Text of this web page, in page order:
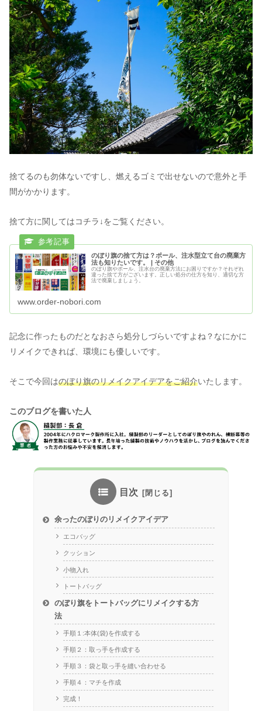
捨てるのも勿体ないですし、燃えるゴミで出せないので意外と手
間がかかります。
捨て方に関してはコチラ↓をご覧ください。
のぼり旗の捨て方は？ポール、注水型立て台の廃棄方
法も知りたいです。 | その他
のぼり旗やポール、注水台の廃棄方法にお困りですか？それぞれ
違った捨て方がございます。正しい処分の仕方を知り、適切な方
法で廃棄しましょう。
www.order-nobori.com
記念に作ったものだとなおさら処分しづらいですよね？なにかに
リメイクできれば、環境にも優しいです。
そこで今回はのぼり旗のリメイクアイデアをご紹介いたします。
このブログを書いた人
目次
余ったのぼりのリメイクアイデア
エコバッグ
クッション
小物入れ
トートバッグ
のぼり旗をトートバッグにリメイクする方
法
手順１:本体(袋)を作成する
手順２：取っ手を作成する
手順３：袋と取っ手を縫い合わせる
手順４：マチを作成
完成！